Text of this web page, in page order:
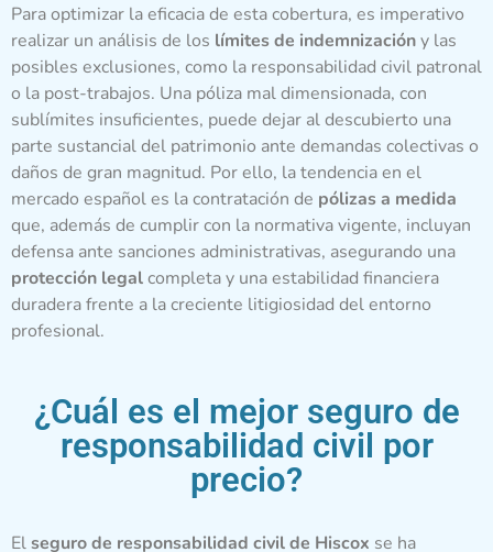
Para optimizar la eficacia de esta cobertura, es imperativo
realizar un análisis de los límites de indemnizacióny las
posibles exclusiones, como la responsabilidad civil patronal
o la post-trabajos. Una póliza mal dimensionada, con
sublímites insuficientes, puede dejar al descubierto una
parte sustancial del patrimonio ante demandas colectivas o
daños de gran magnitud. Por ello, la tendencia en el
mercado español es la contratación de pólizas a medida
que, además de cumplir con la normativa vigente, incluyan
defensa ante sanciones administrativas, asegurando una
protección legalcompleta y una estabilidad financiera
duradera frente a la creciente litigiosidad del entorno
profesional.
¿Cuál es el mejor seguro de
responsabilidad civil por
precio?
Elseguro de responsabilidad civil de Hiscox se ha